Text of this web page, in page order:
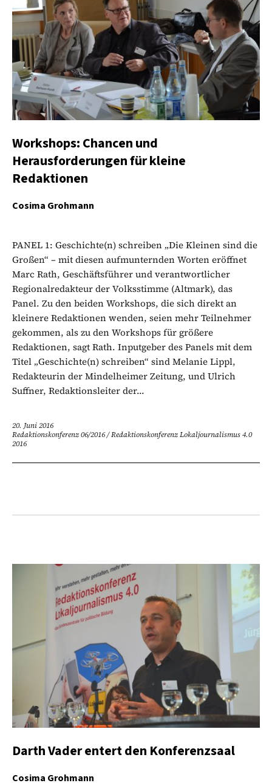
Workshops: Chancen und
Herausforderungen für kleine
Redaktionen
Cosima Grohmann
PANEL 1: Geschichte(n) schreiben „Die Kleinen sind die
Großen“ – mit diesen aufmunternden Worten eröffnet
Marc Rath, Geschäftsführer und verantwortlicher
Regionalredakteur der Volksstimme (Altmark), das
Panel. Zu den beiden Workshops, die sich direkt an
kleinere Redaktionen wenden, seien mehr Teilnehmer
gekommen, als zu den Workshops für größere
Redaktionen, sagt Rath. Inputgeber des Panels mit dem
Titel „Geschichte(n) schreiben“ sind Melanie Lippl,
Redakteurin der Mindelheimer Zeitung, und Ulrich
Suffner, Redaktionsleiter der...
20. Juni 2016
Redaktionskonferenz 06/2016/Redaktionskonferenz Lokaljournalismus 4.0
2016
Darth Vader entert den Konferenzsaal
Cosima Grohmann